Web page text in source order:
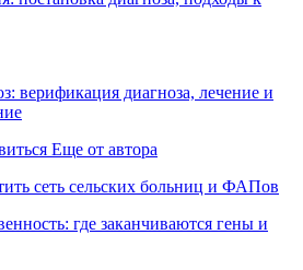
верификация диагноза, лечение и
Еще от автора
сеть сельских больниц и ФАПов
где заканчиваются гены и